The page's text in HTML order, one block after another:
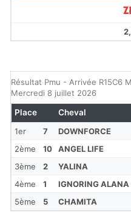
Résultat Pmu - Arrivée R15C6
Mercredi 8 juillet 2026
1er 7 DOWNFORCE
2ème
10 ANGEL LIFE
3ème
2 YALINA
4ème
1 IGNORING ALANA
5ème
5 CHAMITA
Place Cheval